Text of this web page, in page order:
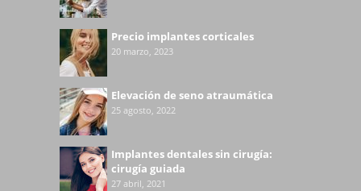
Precio implantes corticales
20 marzo, 2023
Elevación de seno atraumática
25 agosto, 2022
Implantes dentales sin cirugía:
cirugía guiada
27 abril, 2021